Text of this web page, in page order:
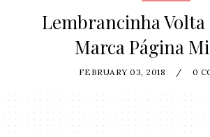
Lembrancinha Volta
Marca Página
FEBRUARY 03, 2018 / 0